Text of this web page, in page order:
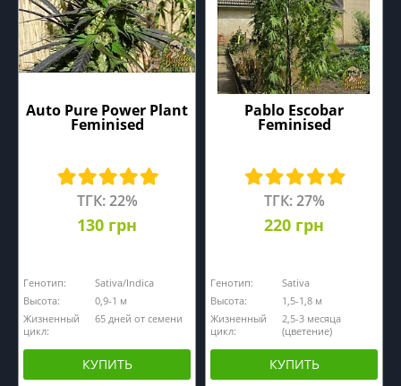
Auto Pure Power Plant
Feminised
ТГК: 22%
130 грн
Генотип:
Sativa/Indica
Высота:
0,9-1 м
Жизненный
цикл:
65 дней от семени
КУПИТЬ
Pablo Escobar
Feminised
ТГК: 27%
220 грн
Генотип:
Sativa
Высота:
1,5-1,8 м
Жизненный
цикл:
2,5-3 месяца
(цветение)
КУПИТЬ